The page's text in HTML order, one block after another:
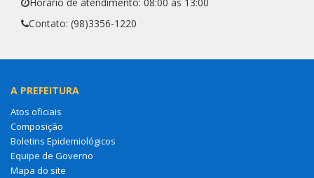
Contato: (98)3356-1220
A PREFEITURA
Atos oficiais
Composição
Boletins Epidemiológicos
Equipe de Governo
Mapa do site